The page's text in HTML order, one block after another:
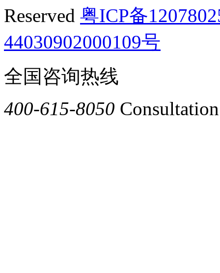
Reserved 粤ICP备
44030902000109号
全国咨询热线
400-615-8050